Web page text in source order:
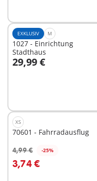
EXKLUSIV M
1027 - Einrichtung
Stadthaus
29,99 €
In den Warenkorb
XS
70601 - Fahrradausflug
4,99 € -25%
3,74 €
In den Warenkorb